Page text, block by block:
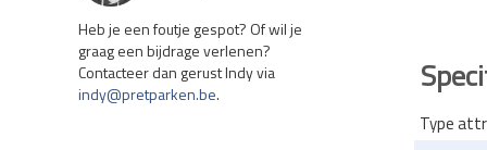
Heb je een foutje gespot? Of wil je
graag een bijdrage verlenen?
Contacteer dan gerust Indy via
indy@pretparken.be.
Type